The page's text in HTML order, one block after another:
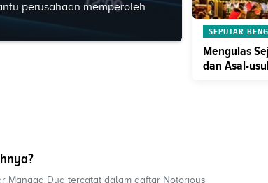
perusahaan memperoleh
SEPUTAR
Mengulas
dan Asal-
Mangga Dua tercatat dalam daftar Notorious